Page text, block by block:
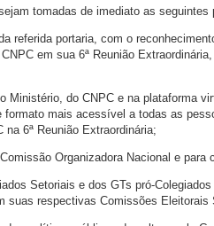
tomadas de imediato as seguintes
referida portaria, com o
em sua 6ª Reunião
Ministério, do CNPC e na plataforma
formato mais acessível a todas as
6ª Reunião Extraordinária;
Organizadora Nacional e para
Setoriais e dos GTs pró-
suas respectivas Comissões Eleitorais